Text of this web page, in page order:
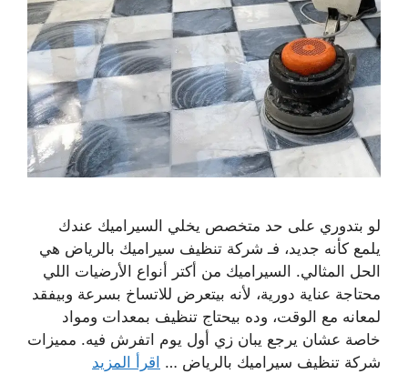
لو بتدوري على حد متخصص يخلي السيراميك عندك
يلمع كأنه جديد، فـ شركة تنظيف سيراميك بالرياض هي
الحل المثالي. السيراميك من أكتر أنواع الأرضيات اللي
محتاجة عناية دورية، لأنه بيتعرض للاتساخ بسرعة وبيفقد
لمعانه مع الوقت، وده بيحتاج تنظيف بمعدات ومواد
خاصة عشان يرجع يبان زي أول يوم اتفرش فيه. مميزات
شركة تنظيف سيراميك بالرياض … اقرأ المزيد